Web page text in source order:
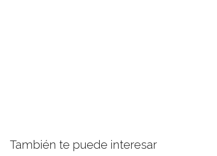
También te puede interesar